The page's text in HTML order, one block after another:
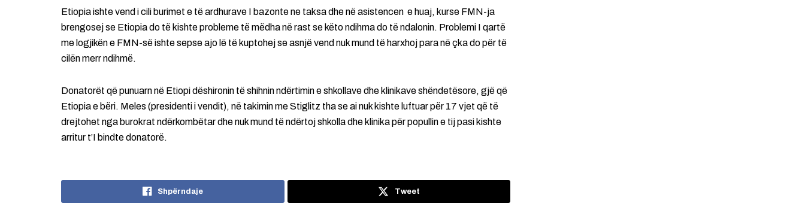
Etiopia ishte vend i cili burimet e të ardhurave I bazonte ne taksa dhe në asistencen e huaj, kurse FMN-ja
brengosej se Etiopia do të kishte probleme të mëdha në rast se këto ndihma do të ndalonin. Problemi I qartë
me logjikën e FMN-së ishte sepse ajo lë të kuptohej se asnjë vend nuk mund të harxhoj para në çka do për të
cilën merr ndihmë.
Donatorët që punuarn në Etiopi dëshironin të shihnin ndërtimin e shkollave dhe klinikave shëndetësore, gjë që
Etiopia e bëri. Meles (presidenti i vendit), në takimin me Stiglitz tha se ai nuk kishte luftuar për 17 vjet që të
drejtohet nga burokrat ndërkombëtar dhe nuk mund të ndërtoj shkolla dhe klinika për popullin e tij pasi kishte
arritur t’I bindte donatorë.
Shpërndaje Tweet